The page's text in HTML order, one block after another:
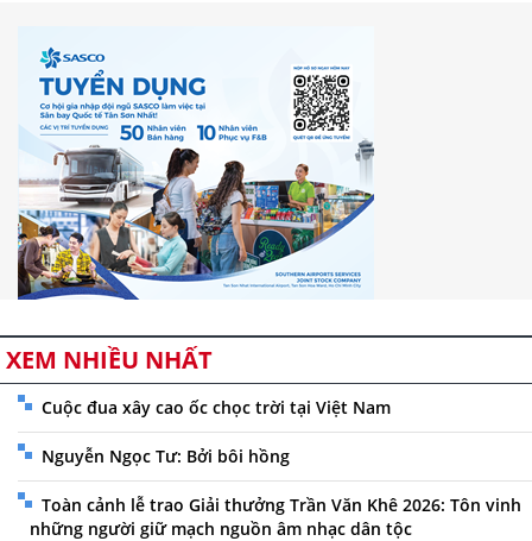
XEM NHIỀU NHẤT
Cuộc đua xây cao ốc chọc trời tại Việt Nam
Nguyễn Ngọc Tư: Bởi bôi hồng
Toàn cảnh lễ trao Giải thưởng Trần Văn Khê 2026: Tôn vinh
những người giữ mạch nguồn âm nhạc dân tộc